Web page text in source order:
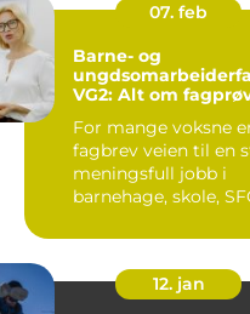
07. feb
Barne- og
VG2: Alt om
ungdomsarbeider
For mange voksne
fagbrev veien til en
meningsfull jobb i
barnehage, skole,
12. jan